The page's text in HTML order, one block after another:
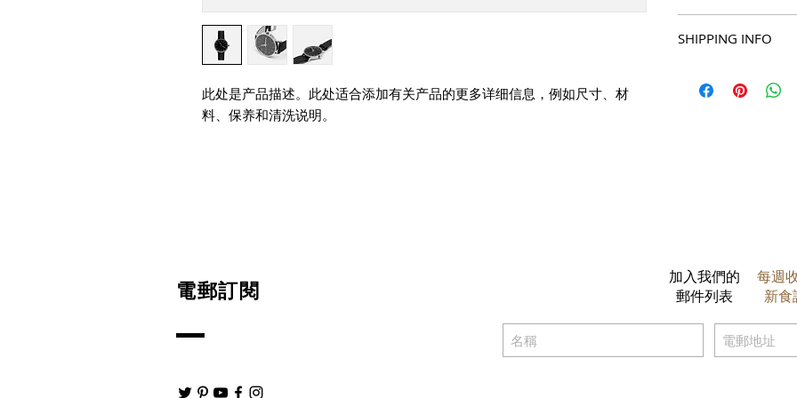
此处是产品描述。此处适合添加有关产品的更多详细信息，例如尺寸、材
料、保养和清洗说明。
产品的独特之处，以
希望能在购买之前清
满意的产品。退款或
SHIPPING INFO
information about
電郵訂閱
加入我們的
郵件列表
每週
新食